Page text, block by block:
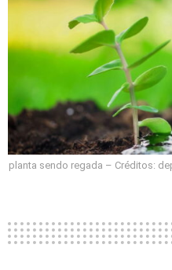
planta sendo regada – Créditos: